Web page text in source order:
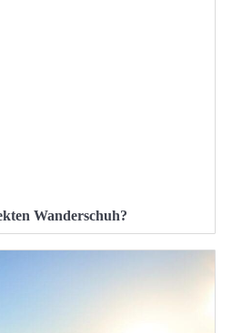
Wanderschuh?